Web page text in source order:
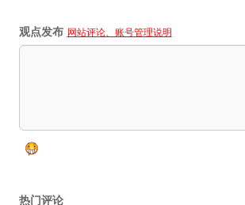
观点发布 网站评论、账号管理说明
热门评论